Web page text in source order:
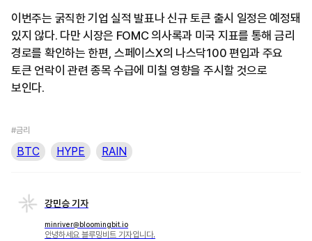
이번주는 굵직한 기업 실적 발표나 신규 토큰 출시 일정은 예정돼
있지 않다. 다만 시장은 FOMC 의사록과 미국 지표를 통해 금리
경로를 확인하는 한편, 스페이스X의 나스닥100 편입과 주요
토큰 언락이 관련 종목 수급에 미칠 영향을 주시할 것으로
보인다.
#금리
BTC HYPE RAIN
강민승 기자
minriver@bloomingbit.io
안녕하세요 블루밍비트 기자입니다.